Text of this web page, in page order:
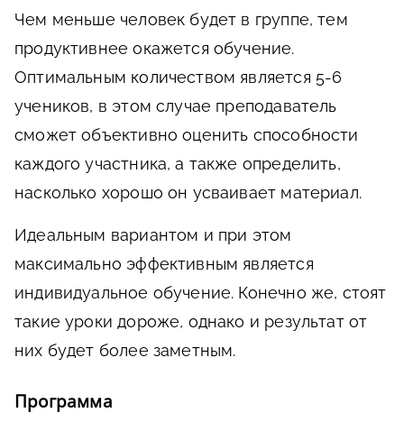
Чем меньше человек будет в группе, тем
продуктивнее окажется обучение.
Оптимальным количеством является 5-6
учеников, в этом случае преподаватель
сможет объективно оценить способности
каждого участника, а также определить,
насколько хорошо он усваивает материал.
Идеальным вариантом и при этом
максимально эффективным является
индивидуальное обучение. Конечно же, стоят
такие уроки дороже, однако и результат от
них будет более заметным.
Программа